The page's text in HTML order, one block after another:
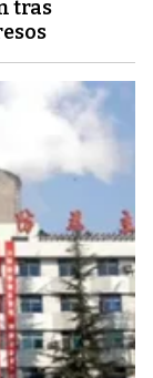
tras